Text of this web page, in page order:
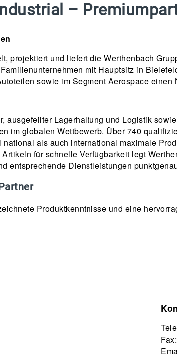
–
projektiert und liefert die Werthenbach
mit Hauptsitz in
sowie im Segment Aerospace einen
ausgefeilter Lagerhaltung und Logistik
im globalen Wettbewerb. Über 740
als auch international maximale
für schnelle Verfügbarkeit legt
entsprechende Dienstleistungen
Produktkenntnisse und eine